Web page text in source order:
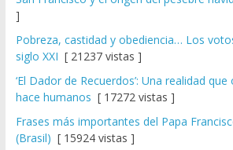
]
Pobreza, castidad y obediencia… Los
siglo XXI [ 21237 vistas ]
‘El Dador de Recuerdos’: Una realidad
hace humanos [ 17272 vistas ]
Frases más importantes del Papa
(Brasil) [ 15924 vistas ]